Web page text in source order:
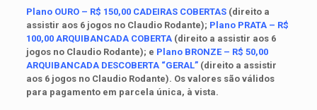
Plano OURO – R$ 150,00 CADEIRAS COBERTAS(direito a
assistir aos 6 jogos no Claudio Rodante); Plano PRATA – R$
100,00 ARQUIBANCADA COBERTA(direito a assistir aos 6
jogos no Claudio Rodante); e Plano BRONZE – R$ 50,00
ARQUIBANCADA DESCOBERTA “GERAL”(direito a assistir
aos 6 jogos no Claudio Rodante). Os valores são válidos
para pagamento em parcela única, à vista.